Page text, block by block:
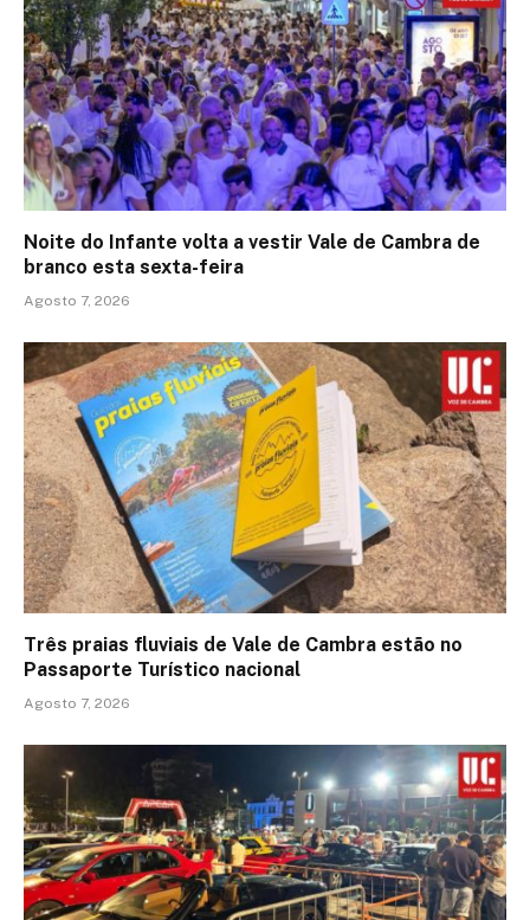
Noite do Infante volta a vestir Vale de Cambra de
branco esta sexta-feira
Agosto 7, 2026
Três praias fluviais de Vale de Cambra estão no
Passaporte Turístico nacional
Agosto 7, 2026